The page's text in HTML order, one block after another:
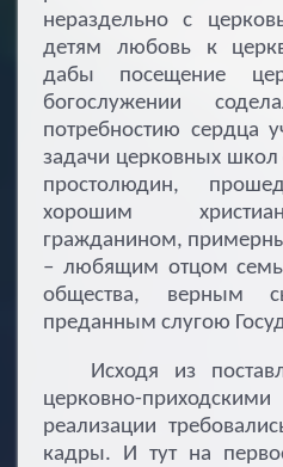
нераздельно с
детям любовь к
дабы посещение
богослужении
потребностию сердца
задачи церковных школ
простолюдин,
хорошим
гражданином,
– любящим отцом
общества, верным
преданным слугою
Исходя из
церковно-
реализации
кадры. И тут на